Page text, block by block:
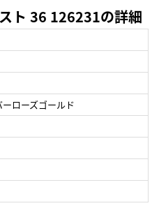
ト 36 126231の詳細
ローズゴールド